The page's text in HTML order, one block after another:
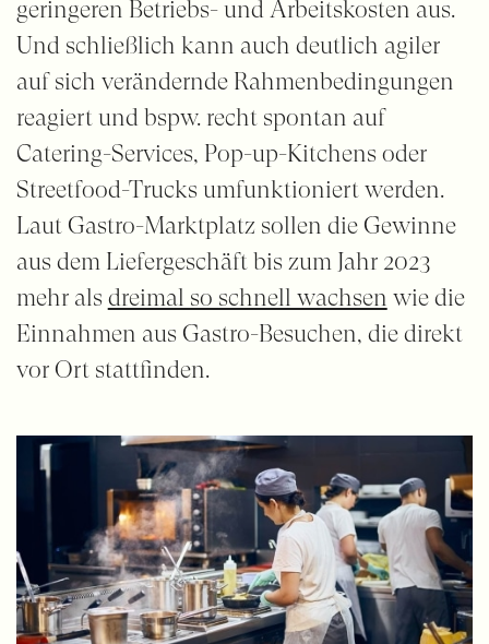
geringeren Betriebs- und Arbeitskosten aus.
Und schließlich kann auch deutlich agiler
auf sich verändernde Rahmenbedingungen
reagiert und bspw. recht spontan auf
Catering-Services, Pop-up-Kitchens oder
Streetfood-Trucks umfunktioniert werden.
Laut Gastro-Marktplatz sollen die Gewinne
aus dem Liefergeschäft bis zum Jahr 2023
mehr als dreimal so schnell wachsen wie die
Einnahmen aus Gastro-Besuchen, die direkt
vor Ort stattfinden.